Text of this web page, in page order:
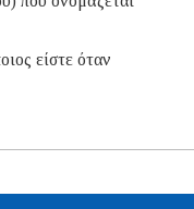
είστε όταν